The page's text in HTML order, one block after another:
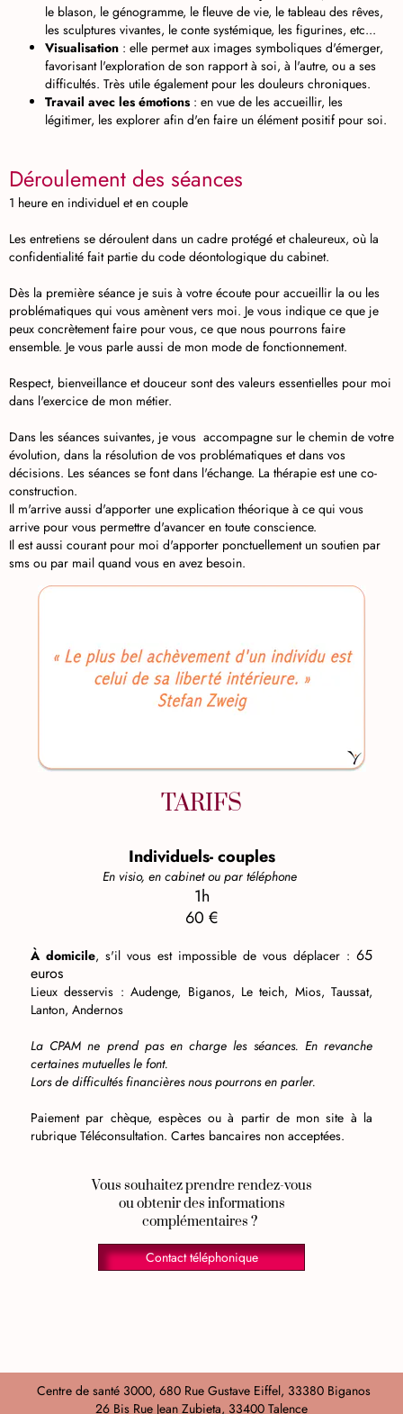
le blason, le génogramme, le fleuve de vie, le tableau des rêves,
les sculptures vivantes, le conte systémique, les figurines, etc...
Visualisation : elle permet aux images symboliques d'émerger,
favorisant l'exploration de son rapport à soi, à l'autre, ou a ses
difficultés. Très utile également pour les douleurs chroniques.
Travail avec les émotions : en vue de les accueillir, les
légitimer, les explorer afin d'en faire un élément positif pour soi.
Déroulement des séances
1 heure en individuel et en couple
Les entretiens se déroulent dans un cadre protégé et chaleureux, où la
confidentialité fait partie du code déontologique du cabinet.
Dès la première séance je suis à votre écoute pour accueillir la ou les
problématiques qui vous amènent vers moi. Je vous indique ce que je
peux concrètement faire pour vous, ce que nous pourrons faire
ensemble. Je vous parle aussi de mon mode de fonctionnement.
Respect, bienveillance et douceur sont des valeurs essentielles pour moi
dans l'exercice de mon métier.
Dans les séances suivantes, je vous accompagne sur le chemin de votre
évolution, dans la résolution de vos problématiques et dans vos
décisions. Les séances se font dans l'échange. La thérapie est une co-
construction.
Il m'arrive aussi d'apporter une explication théorique à ce qui vous
arrive pour vous permettre d'avancer en toute conscience.
Il est aussi courant pour moi d'apporter ponctuellement un soutien par
sms ou par mail quand vous en avez besoin.
TARIFS
Individuels- couples
En visio, en cabinet ou par téléphone
1h
60 €
À domicile, s'il vous est impossible de vous déplacer : 65
euros
Lieux desservis : Audenge, Biganos, Le teich, Mios, Taussat,
Lanton, Andernos
La CPAM ne prend pas en charge les séances. En revanche
certaines mutuelles le font.
Lors de difficultés financières nous pourrons en parler.
Paiement par chèque, espèces ou à partir de mon site à la
rubrique Téléconsultation. Cartes bancaires non acceptées.
Vous souhaitez prendre rendez-vous
ou obtenir des informations
complémentaires ?
Contact téléphonique
Centre de santé 3000, 680 Rue Gustave Eiffel, 33380 Biganos
26 Bis Rue Jean Zubieta, 33400 Talence